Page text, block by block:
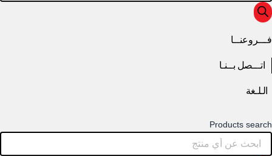
فـــروعنــا
اتـــصل بــنـا
الـلـغة
Products search